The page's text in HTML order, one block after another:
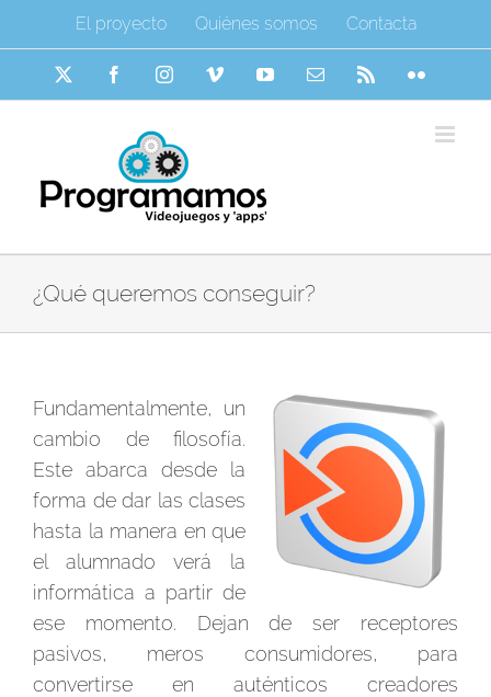
al
contenido
El proyecto Quiénes somos Contacta
FacebookInstagramVimeo YouTubeCorreo
Flickr
¿Qué queremos conseguir?
Fundamentalmente, un
cambio de filosofía.
Este abarca desde la
forma de dar las clases
hasta la manera en que
el alumnado verá la
informática a partir de
ese momento. Dejan de ser receptores
pasivos, meros consumidores, para
convertirse en auténticos creadores